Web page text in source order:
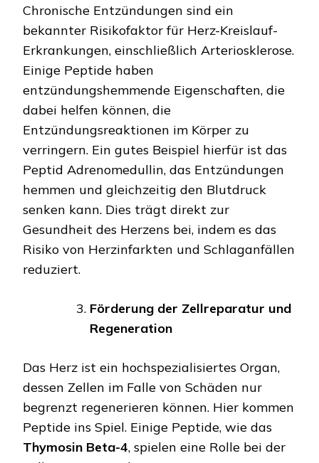
Chronische Entzündungen sind ein
bekannter Risikofaktor für Herz-Kreislauf-
Erkrankungen, einschließlich Arteriosklerose.
Einige Peptide haben
entzündungshemmende Eigenschaften, die
dabei helfen können, die
Entzündungsreaktionen im Körper zu
verringern. Ein gutes Beispiel hierfür ist das
Peptid Adrenomedullin, das Entzündungen
hemmen und gleichzeitig den Blutdruck
senken kann. Dies trägt direkt zur
Gesundheit des Herzens bei, indem es das
Risiko von Herzinfarkten und Schlaganfällen
reduziert.
Förderung der Zellreparatur und
Regeneration
Das Herz ist ein hochspezialisiertes Organ,
dessen Zellen im Falle von Schäden nur
begrenzt regenerieren können. Hier kommen
Peptide ins Spiel. Einige Peptide, wie das
Thymosin Beta-4, spielen eine Rolle bei der